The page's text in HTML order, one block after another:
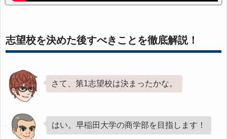
志望校を決めた後すべきことを徹底解説！
さて、第1志望校は決まったかな。
はい。早稲田大学の商学部を目指します！